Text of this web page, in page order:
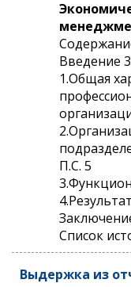
Введение 3
1.Общая
П.С. 5
Список
Выдержка из